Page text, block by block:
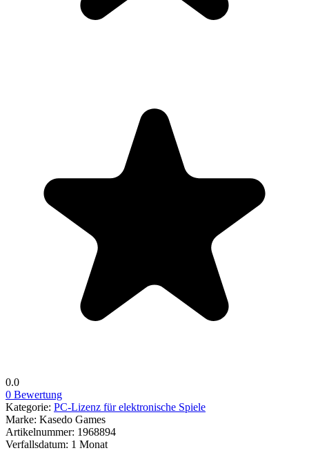
0.0
0 Bewertung
Kategorie: PC-Lizenz für elektronische Spiele
Marke: Kasedo Games
Artikelnummer: 1968894
Verfallsdatum: 1 Monat